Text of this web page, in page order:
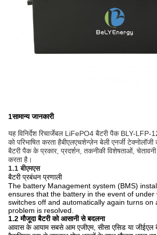
1सामान्य जानकारी
यह विनिर्देश रिचार्जेबल LiFePO4 बैटरी पैक BLY-
को परिभाषित करता हैबीएलएचशेन्ज़ेन बेली एनर्जी टेक्नोलॉजी
बैटरी पैक के प्रकार, प्रदर्शन, तकनीकी विशेषताओं, चेतावनी
करता है।
1.1 बीएमएस
बैटरी प्रबंधन प्रणाली
The battery Management system (BMS)
ensures that the battery in the event of under
switches off and automatically again turns on
problem is resolved.
1.2 मौजूदा बैटरी को आसानी से बदलना
आवास के आयाम सबसे आम एजीएम, सीसा एसिड या जीईएल